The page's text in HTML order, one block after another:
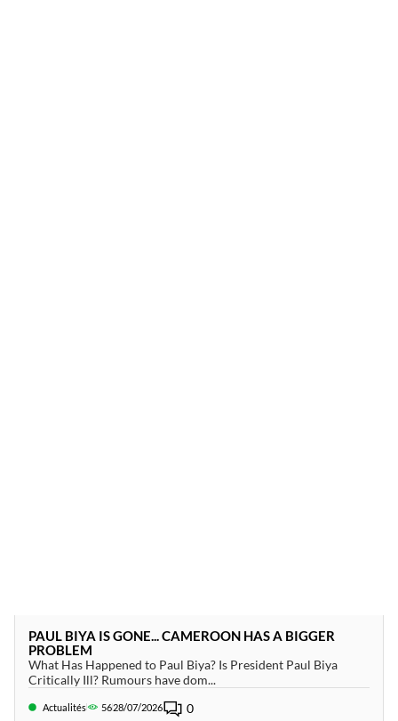
PAUL BIYA IS GONE... CAMEROON HAS A BIGGER
PROBLEM
What Has Happened to Paul Biya? Is President Paul Biya
Critically Ill? Rumours have dom...
Actualités 5628/07/2026 0